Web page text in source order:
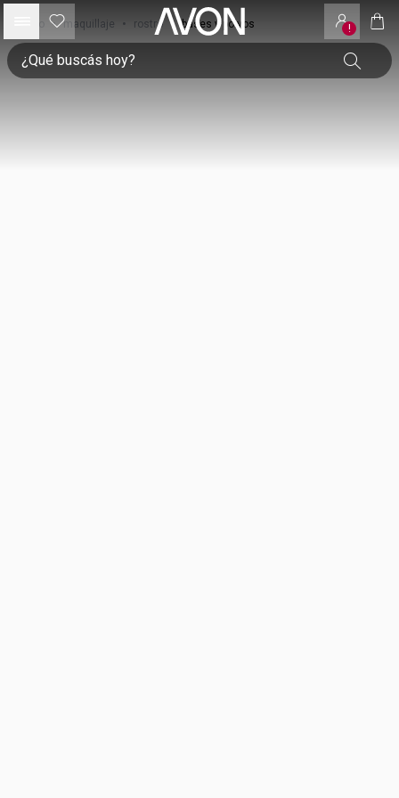
!
• maquillaje • rostro • bases y polvos